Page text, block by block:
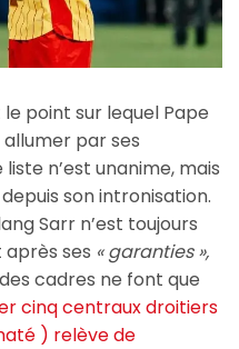
le point sur lequel Pape
par ses
n’est unanime, mais
son intronisation.
Sarr n’est toujours
ses « garanties »,
cadres ne font que
cinq centraux droitiers
) relève de